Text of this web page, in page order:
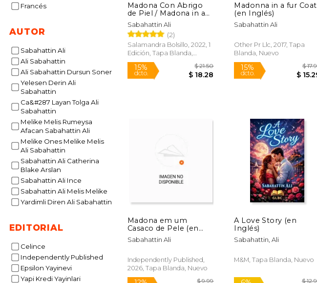
Francés
AUTOR
Sabahattin Ali
Ali Sabahattin
Ali Sabahattin Dursun Soner
Yelesen Derin Ali
Sabahattin
Ca&#287 Layan Tolga Ali
Sabahattin
Melike Melis Rumeysa
Afacan Sabahattin Ali
Melike Ones Melike Melis
Ali Sabahattin
Sabahattin Ali Catherina
Blake Arslan
Sabahattin Ali Ince
Sabahattin Ali Melis Melike
Yardimli Diren Ali Sabahattin
EDITORIAL
Celince
Independently Published
Epsilon Yayinevi
Yapi Kredi Yayinlari
Madona Con Abrigo
de Piel / Madona in a
Fur Coat
Sabahattin Ali
(2)
Salamandra Bolsillo, 2022, 1
Edición, Tapa Blanda,
Nuevo
Madonna in a fur Coat
(en Inglés)
Sabahattin Ali
Other Pr Llc, 2017, Tapa
Blanda, Nuevo
15%
dcto.
Madona em um
Casaco de Pele (en
Portugués)
Sabahattin Ali
Independently Published,
2026, Tapa Blanda, Nuevo
A Love Story (en
Inglés)
Sabahattin, Ali
M&M, Tapa Blanda, Nuevo